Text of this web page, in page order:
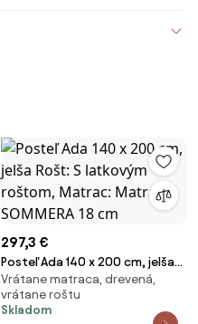
297,3 €
Posteľ Ada 140 x 200 cm, jelša
Rošt: S latkovým roštom,
Matrac: Matrac SOMMERA 18
cm
Vrátane matraca, drevená,
vrátane roštu
Skladom